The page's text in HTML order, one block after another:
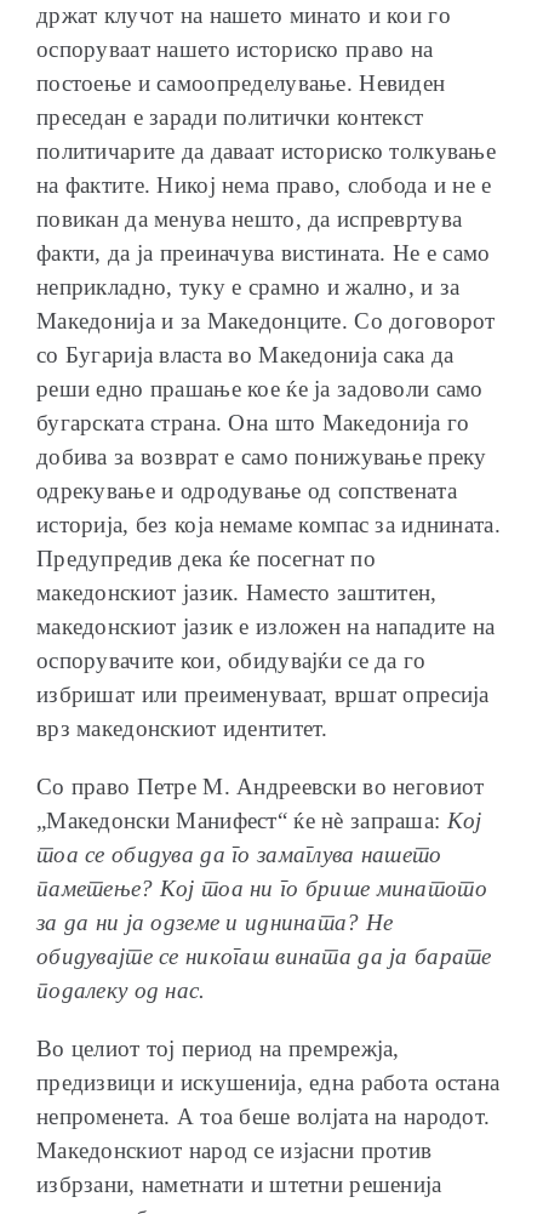
држат клучот на нашето минато и кои го
оспоруваат нашето историско право на
постоење и самоопределување. Невиден
преседан е заради политички контекст
политичарите да даваат историско толкување
на фактите. Никој нема право, слобода и не е
повикан да менува нешто, да испревртува
факти, да ја преиначува вистината. Не е само
неприкладно, туку е срамно и жално, и за
Македонија и за Македонците. Со договорот
со Бугарија власта во Македонија сака да
реши едно прашање кое ќе ја задоволи само
бугарската страна. Она што Македонија го
добива за возврат е само понижување преку
одрекување и одродување од сопствената
историја, без која немаме компас за иднината.
Предупредив дека ќе посегнат по
македонскиот јазик. Наместо заштитен,
македонскиот јазик е изложен на нападите на
оспорувачите кои, обидувајќи се да го
избришат или преименуваат, вршат опресија
врз македонскиот идентитет.
Со право Петре М. Андреевски во неговиот
„Македонски Манифест“ ќе нè запраша: Кој
тоа се обидува да го замаглува нашето
паметење? Кој тоа ни го брише минатото
за да ни ја одземе и иднината? Не
обидувајте се никогаш вината да ја барате
подалеку од нас.
Во целиот тој период на премрежја,
предизвици и искушенија, една работа остана
непроменета. А тоа беше волјата на народот.
Македонскиот народ се изјасни против
избрзани, наметнати и штетни решенија